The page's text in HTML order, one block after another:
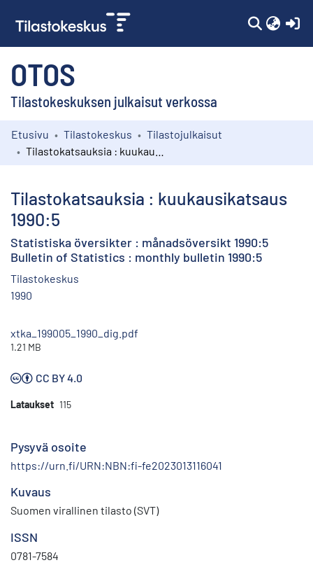
OTOS
Tilastokeskuksen julkaisut verkossa
Kokoelmat
Etusivu Tilastokeskus
Tilastojulkaisut
Tilastokatsauksia : kuukausikatsaus
1990:5
Statistiska översikter : månadsöversikt 1990:5
Bulletin of Statistics : monthly bulletin 1990:5
Tilastokeskus
1990
xtka_199005_1990_dig.pdf
1.21 MB
CC BY 4.0
Lataukset 115
Pysyvä osoite
https://urn.fi/URN:NBN:fi-fe2023013116041
Kuvaus
Suomen virallinen tilasto (SVT)
ISSN
0781-7584